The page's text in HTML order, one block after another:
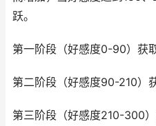
跃。
第一阶段（好感度0-90）获
第二阶段（好感度90-210）
第三阶段（好感度210-300）